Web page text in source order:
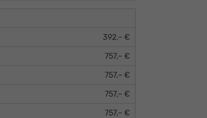
392,– €
757,– €
757,– €
757,– €
757,– €